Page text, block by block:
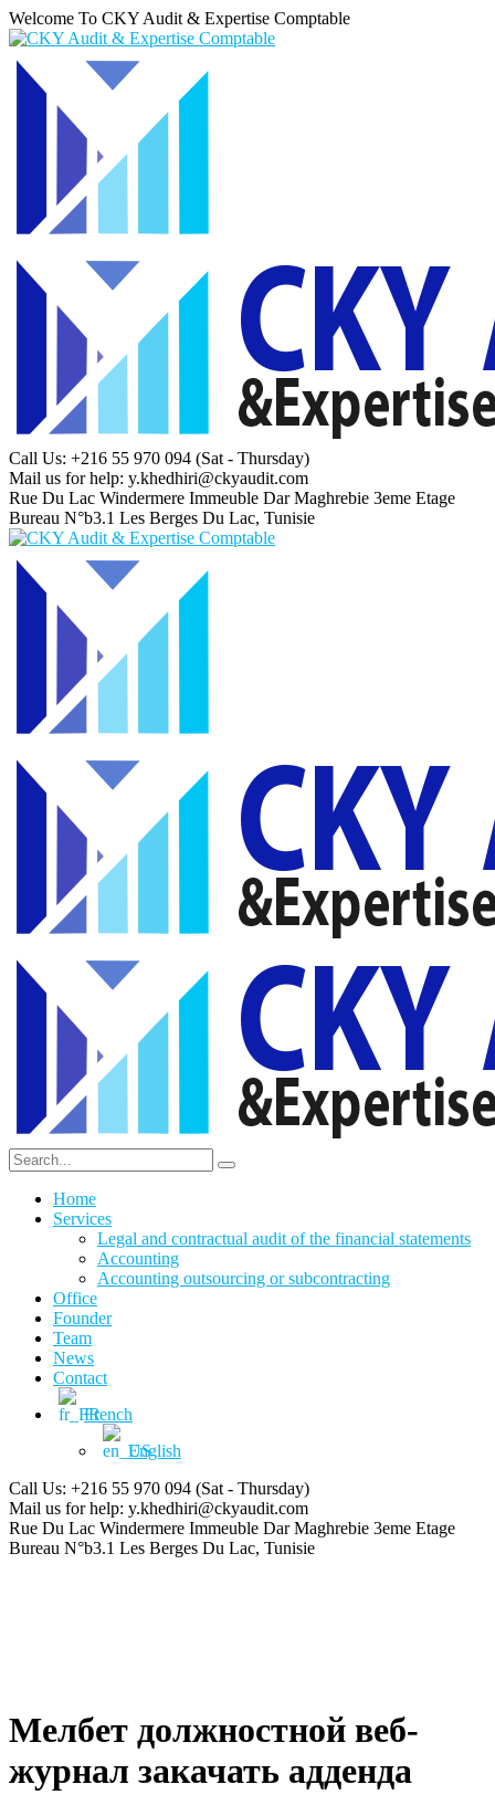
Welcome To CKY Audit & Expertise Comptable
Call Us: +216 55 970 094 (Sat - Thursday)
Mail us for help: y.khedhiri@ckyaudit.com
Rue Du Lac Windermere Immeuble Dar Maghrebie 3eme Etage
Bureau N°b3.1 Les Berges Du Lac, Tunisie
Home
Services
Legal and contractual audit of the financial statements
Accounting
Accounting outsourcing or subcontracting
Office
Founder
Team
News
Contact
French
English
Call Us: +216 55 970 094 (Sat - Thursday)
Mail us for help: y.khedhiri@ckyaudit.com
Rue Du Lac Windermere Immeuble Dar Maghrebie 3eme Etage
Bureau N°b3.1 Les Berges Du Lac, Tunisie
Мелбет должностной веб-
журнал закачать адденда